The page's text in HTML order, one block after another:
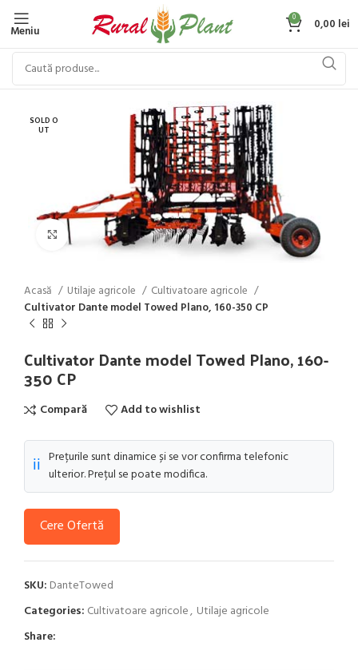
Meniu
0 0,00 lei
SOLD O
UT
Click to enlarge
Acasă Utilaje agricole
Cultivatoare agricole
Cultivator Dante model Towed Plano, 160-350 CP
Cultivator Dante model Towed Plano, 160-
350 CP
Compară Add to wishlist
ℹ️ Prețurile sunt dinamice și se vor confirma telefonic
ulterior. Prețul se poate modifica.
Cere Ofertă
SKU: DanteTowed
Categories: Cultivatoare agricole, Utilaje agricole
Share: